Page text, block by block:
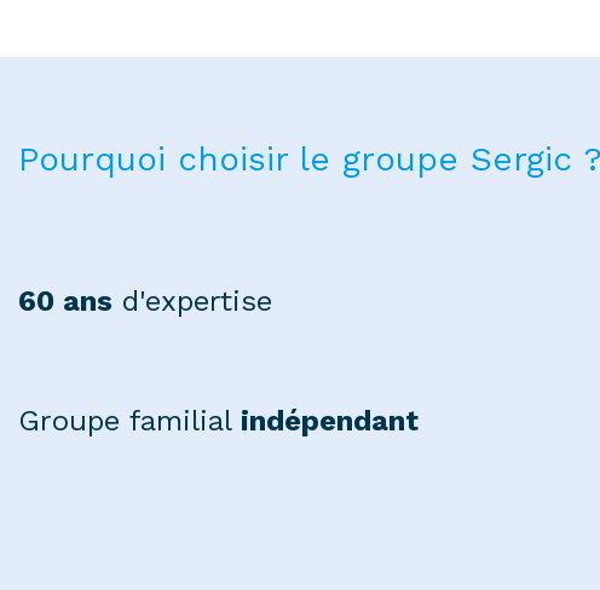
60 ans d'expertise
Pourquoi choisir le groupe Sergic ?
Groupe familial indépendant